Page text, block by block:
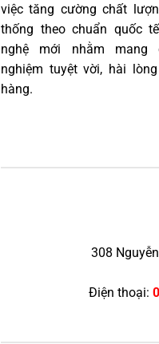
việc tăng cường chất
thống theo chuẩn quốc
nghệ mới nhằm mang
nghiệm tuyệt vời, hài
hàng.
308
Điện thoại: